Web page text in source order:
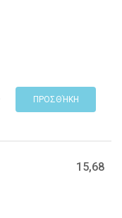
ΠΡΟΣΘΉΚΗ
15,68